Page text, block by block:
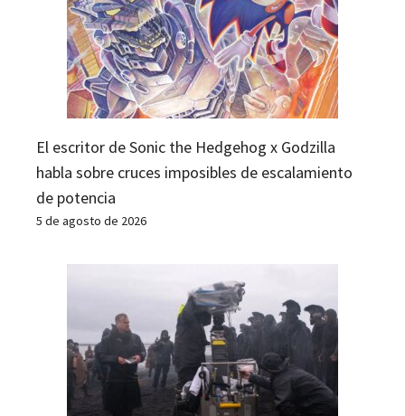
El escritor de Sonic the Hedgehog x Godzilla
habla sobre cruces imposibles de escalamiento
de potencia
5 de agosto de 2026